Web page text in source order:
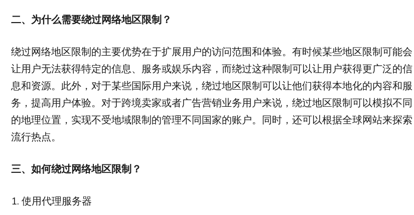
二、为什么需要绕过网络地区限制？
绕过网络地区限制的主要优势在于扩展用户的访问范围和体验。有时候某些地区限制可能会
让用户无法获得特定的信息、服务或娱乐内容，而绕过这种限制可以让用户获得更广泛的信
息和资源。此外，对于某些国际用户来说，绕过地区限制可以让他们获得本地化的内容和服
务，提高用户体验。对于跨境卖家或者广告营销业务用户来说，绕过地区限制可以模拟不同
的地理位置，实现不受地域限制的管理不同国家的账户。同时，还可以根据全球网站来探索
流行热点。
三、如何绕过网络地区限制？
1. 使用代理服务器